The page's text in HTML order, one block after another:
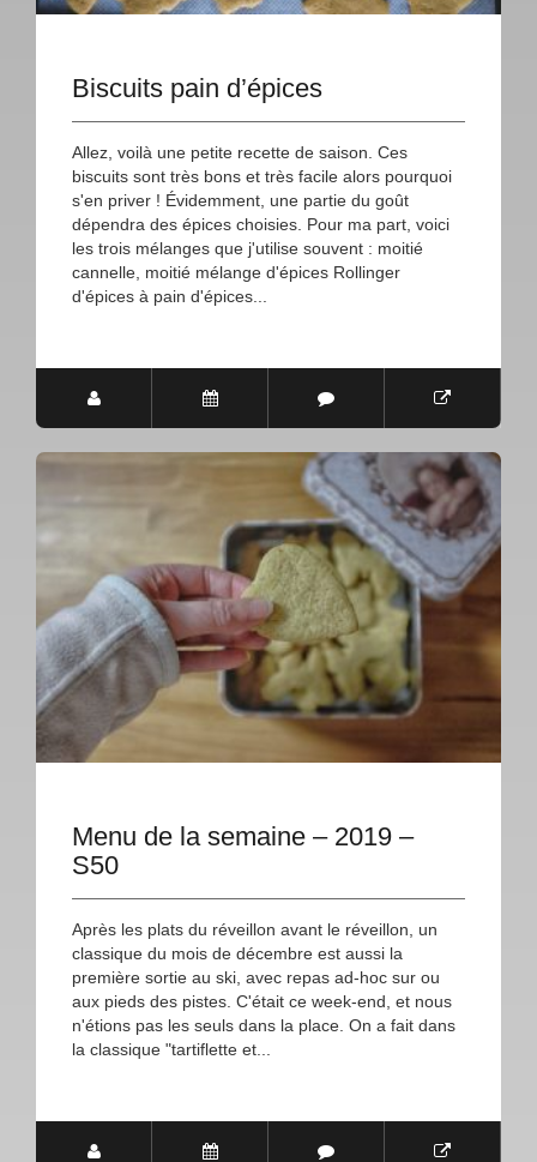
Biscuits pain d’épices
Allez, voilà une petite recette de saison. Ces
biscuits sont très bons et très facile alors pourquoi
s'en priver ! Évidemment, une partie du goût
dépendra des épices choisies. Pour ma part, voici
les trois mélanges que j'utilise souvent : moitié
cannelle, moitié mélange d'épices Rollinger
d'épices à pain d'épices...
Menu de la semaine – 2019 –
S50
Après les plats du réveillon avant le réveillon, un
classique du mois de décembre est aussi la
première sortie au ski, avec repas ad-hoc sur ou
aux pieds des pistes. C'était ce week-end, et nous
n'étions pas les seuls dans la place. On a fait dans
la classique "tartiflette et...